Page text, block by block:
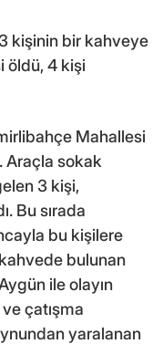
kişinin bir kahveye
öldü, 4 kişi
Mahallesi
Araçla sokak
3 kişi,
Bu sırada
bu kişilere
kahvede bulunan
ile olayın
çatışma
yaralanan